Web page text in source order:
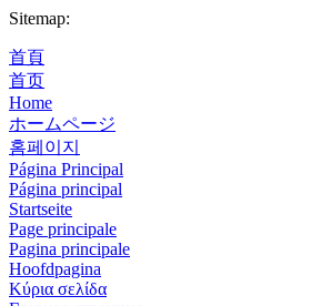
Sitemap:
首頁
首页
Home
ホームページ
홈페이지
Página Principal
Página principal
Startseite
Page principale
Pagina principale
Hoofdpagina
Κύρια σελίδα